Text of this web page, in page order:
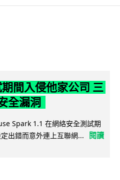
間入侵他家公司 三
全漏洞
Spark 1.1 在網絡安全測試期
出錯而意外連上互聯網...
閱讀